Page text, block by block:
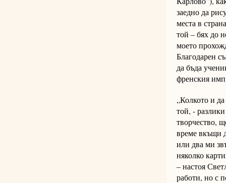
заедно да
места в
той – бях до
моето
Благодарен
да бъда
френския
„Колкото и
той, -
творчество,
време вкъщи
или два ми
няколко
– настоя
работи, но с